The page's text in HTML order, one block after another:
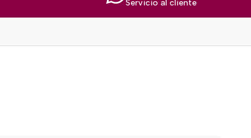
Servicio al cliente